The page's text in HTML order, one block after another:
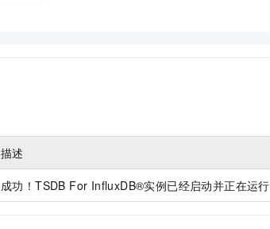
描述
成功！TSDB For InfluxDB®实例已经启动并正在运行